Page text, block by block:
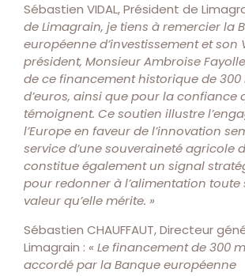
Sébastien VIDAL, Président de
de Limagrain, je tiens à remercier la
européenne d’investissement et son
président, Monsieur Ambroise
de ce financement historique de
d’euros, ainsi que pour la confiance
témoignent. Ce soutien illustre
l’Europe en faveur de l’innovation
service d’une souveraineté agricole
constitue également un signal
pour redonner à l’alimentation toute
valeur qu’elle mérite. »
Sébastien CHAUFFAUT, Directeur
Limagrain : « Le financement de 300
accordé par la Banque européenne